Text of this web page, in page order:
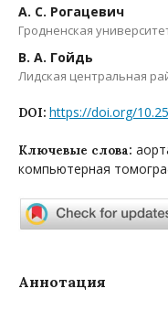
А. С. Рогацевич
Гродненская
В. А. Гойдь
Лидская центральная
DOI: https://doi.org/
Ключевые слова:
компьютерная
Аннотация